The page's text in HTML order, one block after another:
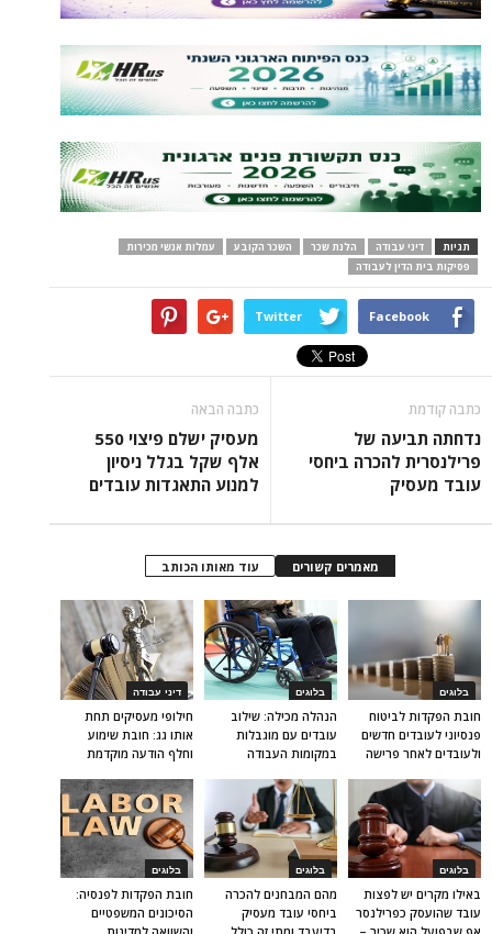
תגיות דיני עבודה הלנת שכר השכר הקובע
עמלות אנשי מכירות
פסיקות בית הדין לעבודה
Facebook
Twitter
כתבה קודמת
נדחתה תביעה של
פרילנסרית להכרה ביחסי
עובד מעסיק
כתבה הבאה
מעסיק ישלם פיצוי 550
אלף שקל בגלל ניסיון
למנוע התאגדות עובדים
מאמרים קשורים עוד מאותו הכותב
דיני עבודה
חילופי מעסיקים תחת
אותו גג: חובת שימוע
וחלף הודעה מוקדמת
בלוגים
הנהלה מכילה: שילוב
עובדים עם מוגבלות
במקומות העבודה
בלוגים
חובת הפקדות לביטוח
פנסיוני לעובדים חדשים
ולעובדים לאחר פרישה
בלוגים
חובת הפקדות לפנסיה:
הסיכונים המשפטיים
בלוגים
מהם המבחנים להכרה
ביחסי עובד מעסיק
בלוגים
באילו מקרים יש לפצות
עובד שהועסק כפרילנסר